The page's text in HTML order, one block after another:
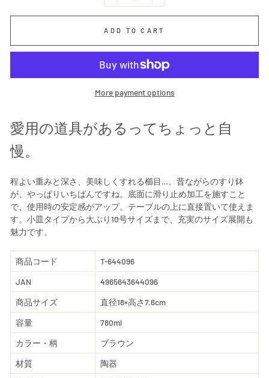
ADD TO CART
More payment options
愛用の道具があるってちょっと自
慢。
程よい重みと深さ、美味しくすれる櫛目…、昔ながらのすり鉢
が、やっぱりいちばんですね。底面に滑り止め加工を施すこと
で、使用時の安定感がアップ。テーブルの上に直接置いて使えま
す。小皿タイプから大ぶり10号サイズまで、充実のサイズ展開も
魅力です。
商品コード
T-644096
JAN
4965643644096
商品サイズ
直径18×高さ7.6cm
容量
780ml
カラー・柄
ブラウン
材質
陶器